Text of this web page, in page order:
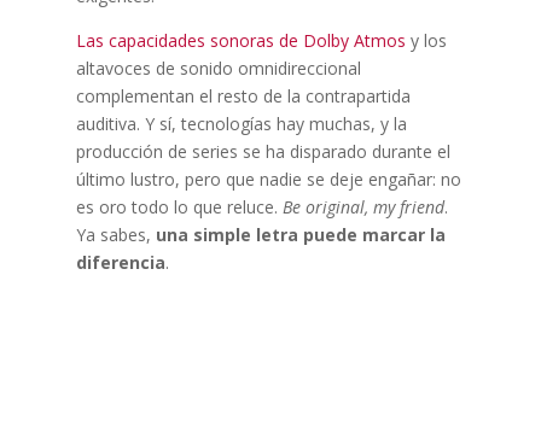
Las capacidades sonoras de Dolby Atmos y los
altavoces de sonido omnidireccional
complementan el resto de la contrapartida
auditiva. Y sí, tecnologías hay muchas, y la
producción de series se ha disparado durante el
último lustro, pero que nadie se deje engañar: no
es oro todo lo que reluce. Be original, my friend.
Ya sabes, una simple letra puede marcar la
diferencia.